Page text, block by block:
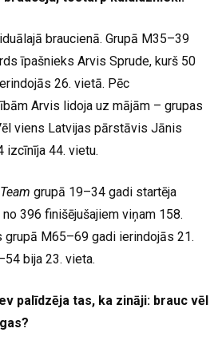
braucienā. Grupā M35–39
īpašnieks Arvis Sprude, kurš 50
26. vietā. Pēc
Arvis lidoja uz mājām – grupas
viens Latvijas pārstāvis Jānis
izcīnīja 44. vietu.
grupā 19–34 gadi startēja
396 finišējušajiem viņam 158.
M65–69 gadi ierindojās 21.
bija 23. vieta.
palīdzēja tas, ka zināji: brauc vēl